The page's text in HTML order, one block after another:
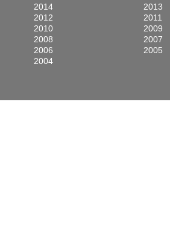
2014
2013
2012
2011
2010
2009
2008
2007
2006
2005
2004